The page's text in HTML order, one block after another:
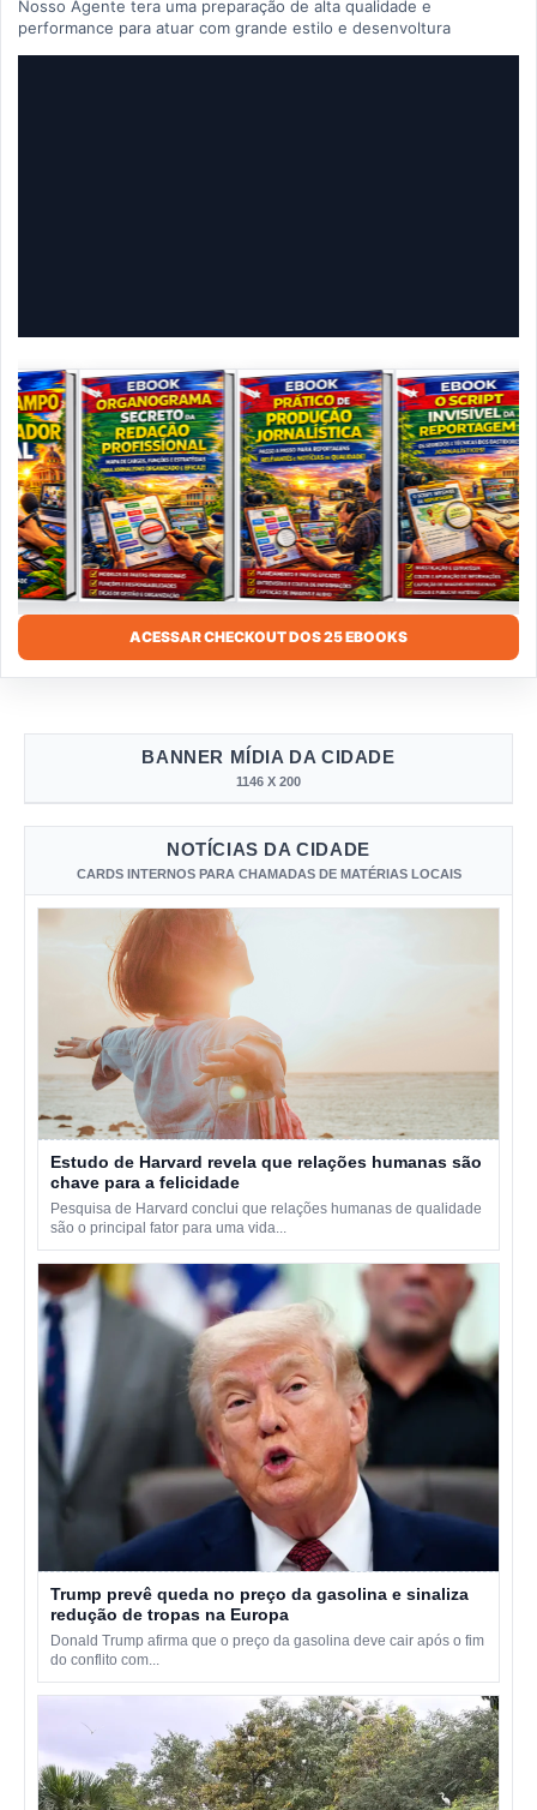
Nosso Agente tera uma preparação de alta qualidade e
performance para atuar com grande estilo e desenvoltura
ACESSAR CHECKOUT DOS 25 EBOOKS
BANNER MÍDIA DA CIDADE
1146 X 200
NOTÍCIAS DA CIDADE
CARDS INTERNOS PARA CHAMADAS DE MATÉRIAS LOCAIS
Estudo de Harvard revela que relações humanas são
chave para a felicidade
Pesquisa de Harvard conclui que relações humanas de qualidade
são o principal fator para uma vida...
Trump prevê queda no preço da gasolina e sinaliza
redução de tropas na Europa
Donald Trump afirma que o preço da gasolina deve cair após o fim
do conflito com...